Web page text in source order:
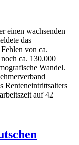
einen wachsenden
das
von ca.
ca. 130.000
Wandel.
Renteneintrittsalters
auf 42